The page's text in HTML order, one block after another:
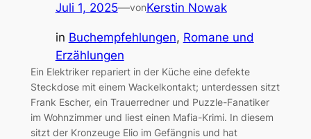
Juli 1, 2025—vonKerstin Nowak
in Buchempfehlungen, Romane und
Erzählungen
Ein Elektriker repariert in der Küche eine defekte
Steckdose mit einem Wackelkontakt; unterdessen sitzt
Frank Escher, ein Trauerredner und Puzzle-Fanatiker
im Wohnzimmer und liest einen Mafia-Krimi. In diesem
sitzt der Kronzeuge Elio im Gefängnis und hat